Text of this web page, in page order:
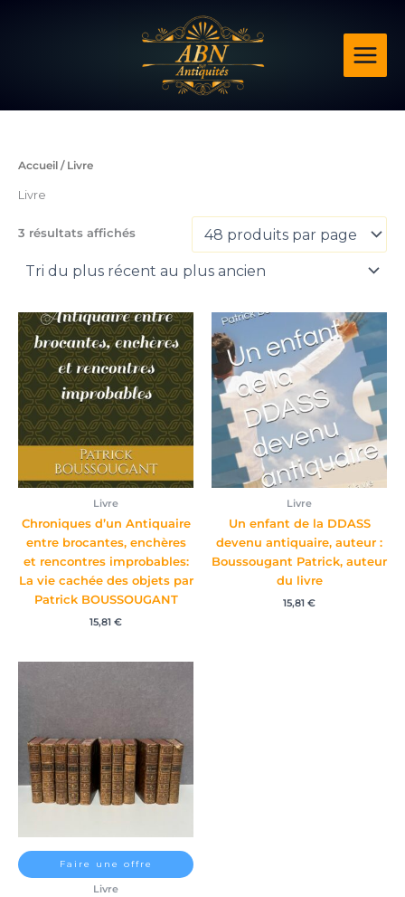
Accueil / Livre
Livre
3 résultats affichés
plus
récent
ancien
Livre
Chroniques d’un Antiquaire
entre brocantes, enchères
et rencontres improbables:
La vie cachée des objets par
Patrick BOUSSOUGANT
15,81 €
Livre
Un enfant de la DDASS
devenu antiquaire, auteur :
Boussougant Patrick, auteur
du livre
15,81 €
Faire une offre
Livre